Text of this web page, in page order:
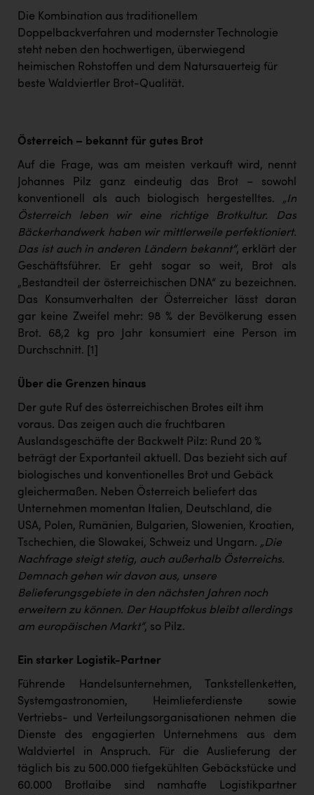
Die Kombination aus traditionellem
Doppelbackverfahren und modernster Technologie
steht neben den hochwertigen, überwiegend
heimischen Rohstoffen und dem Natursauerteig für
beste Waldviertler Brot-Qualität.
Österreich – bekannt für gutes Brot
Auf die Frage, was am meisten verkauft wird, nennt
Johannes Pilz ganz eindeutig das Brot – sowohl
konventionell als auch biologisch hergestelltes. „In
Österreich leben wir eine richtige Brotkultur. Das
Bäckerhandwerk haben wir mittlerweile perfektioniert.
Das ist auch in anderen Ländern bekannt“, erklärt der
Geschäftsführer. Er geht sogar so weit, Brot als
„Bestandteil der österreichischen DNA“ zu bezeichnen.
Das Konsumverhalten der Österreicher lässt daran
gar keine Zweifel mehr: 98 % der Bevölkerung essen
Brot. 68,2 kg pro Jahr konsumiert eine Person im
Durchschnitt.
[1]
Über die Grenzen hinaus
Der gute Ruf des österreichischen Brotes eilt ihm
voraus. Das zeigen auch die fruchtbaren
Auslandsgeschäfte der Backwelt Pilz: Rund 20 %
beträgt der Exportanteil aktuell. Das bezieht sich auf
biologisches und konventionelles Brot und Gebäck
gleichermaßen. Neben Österreich beliefert das
Unternehmen momentan Italien, Deutschland, die
USA, Polen, Rumänien, Bulgarien, Slowenien, Kroatien,
Tschechien, die Slowakei, Schweiz und Ungarn. „Die
Nachfrage steigt stetig, auch außerhalb Österreichs.
Demnach gehen wir davon aus, unsere
Belieferungsgebiete in den nächsten Jahren noch
erweitern zu können. Der Hauptfokus bleibt allerdings
am europäischen Markt“, so Pilz.
Ein starker Logistik-Partner
Führende Handelsunternehmen, Tankstellenketten,
Systemgastronomien, Heimlieferdienste sowie
Vertriebs- und Verteilungsorganisationen nehmen die
Dienste des engagierten Unternehmens aus dem
Waldviertel in Anspruch. Für die Auslieferung der
täglich bis zu 500.000 tiefgekühlten Gebäckstücke und
60.000 Brotlaibe sind namhafte Logistikpartner